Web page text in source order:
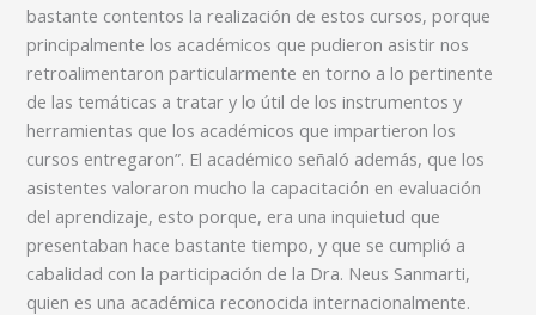
bastante contentos la realización de estos cursos, porque
principalmente los académicos que pudieron asistir nos
retroalimentaron particularmente en torno a lo pertinente
de las temáticas a tratar y lo útil de los instrumentos y
herramientas que los académicos que impartieron los
cursos entregaron”. El académico señaló además, que los
asistentes valoraron mucho la capacitación en evaluación
del aprendizaje, esto porque, era una inquietud que
presentaban hace bastante tiempo, y que se cumplió a
cabalidad con la participación de la Dra. Neus Sanmarti,
quien es una académica reconocida internacionalmente.